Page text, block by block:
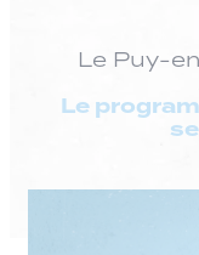
Le Puy-
Le